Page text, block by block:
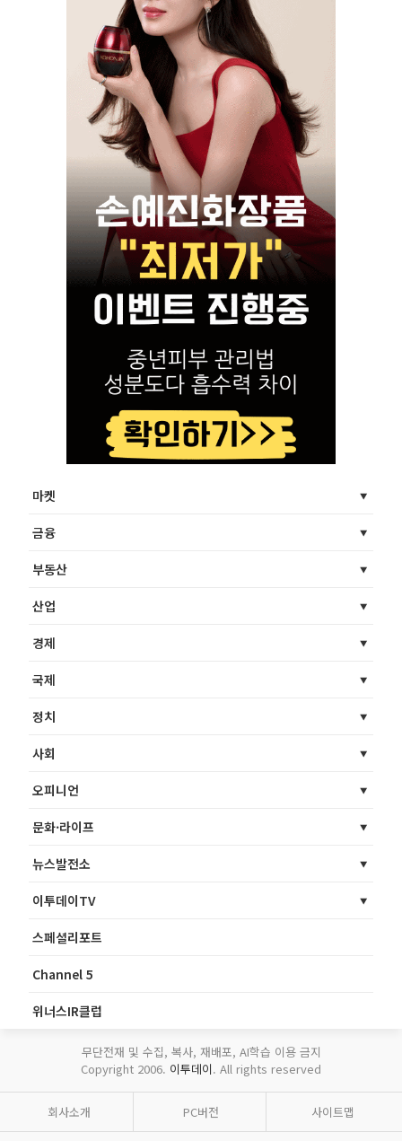
마켓
금융
부동산
산업
경제
국제
정치
사회
오피니언
문화·라이프
뉴스발전소
이투데이TV
스페셜리포트
Channel 5
위너스IR클럽
무단전재 및 수집, 복사, 재배포, AI학습 이용 금지
Copyright 2006. 이투데이. All rights reserved
회사소개 PC버전 사이트맵